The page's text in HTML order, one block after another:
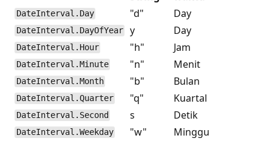
DateInterval.Day "d" Day
DateInterval.DayOfYear y Day
DateInterval.Hour "h" Jam
DateInterval.Minute "n" Menit
DateInterval.Month "b" Bulan
DateInterval.Quarter "q" Kuartal
DateInterval.Second s Detik
DateInterval.Weekday "w" Minggu